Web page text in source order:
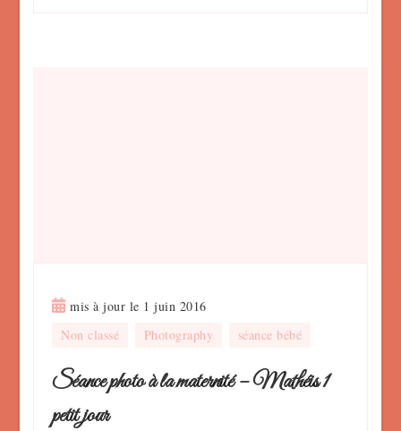
mis à jour le 1 juin 2016
Non classé
Photography séance bébé
Séance photo à la maternité – Mathéis 1
petit jour